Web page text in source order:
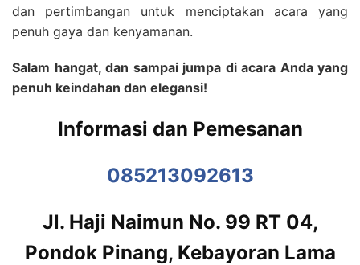
dan pertimbangan untuk menciptakan acara yang
penuh gaya dan kenyamanan.
Salam hangat, dan sampai jumpa di acara Anda yang
penuh keindahan dan elegansi!
Informasi dan Pemesanan
085213092613
Jl. Haji Naimun No. 99 RT 04,
Pondok Pinang, Kebayoran Lama